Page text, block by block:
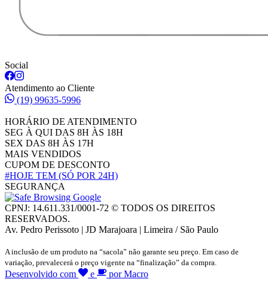
Social
Atendimento ao Cliente
(19) 99635-5996
HORÁRIO DE ATENDIMENTO
SEG À QUI DAS 8H ÀS 18H
SEX DAS 8H ÀS 17H
MAIS VENDIDOS
CUPOM DE DESCONTO
#HOJE TEM (SÓ POR 24H)
SEGURANÇA
CPNJ: 14.611.331/0001-72 © TODOS OS DIREITOS
RESERVADOS.
Av. Pedro Perissoto | JD Marajoara | Limeira / São Paulo
A inclusão de um produto na “sacola” não garante seu preço. Em caso de
variação, prevalecerá o preço vigente na “finalização” da compra.
Desenvolvido com e por Macro